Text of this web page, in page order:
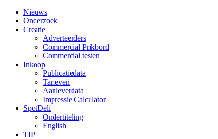
Nieuws
Onderzoek
Creatie
Adverteerders
Commercial Prikbord
Commercial testen
Inkoop
Publicatiedata
Tarieven
Aanleverdata
Impressie Calculator
SpotDeli
Ondertiteling
English
TIP